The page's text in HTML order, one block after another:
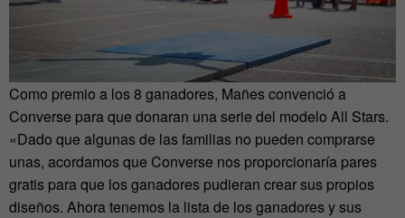
Como premio a los 8 ganadores, Mañes convenció a
Converse para que donaran una serie del modelo All Stars.
«Dado que algunas de las familias no pueden comprarse
unas, acordamos que Converse nos proporcionaría pares
gratis para que los ganadores pudieran crear sus propios
diseños. Ahora tenemos la lista de los ganadores y sus